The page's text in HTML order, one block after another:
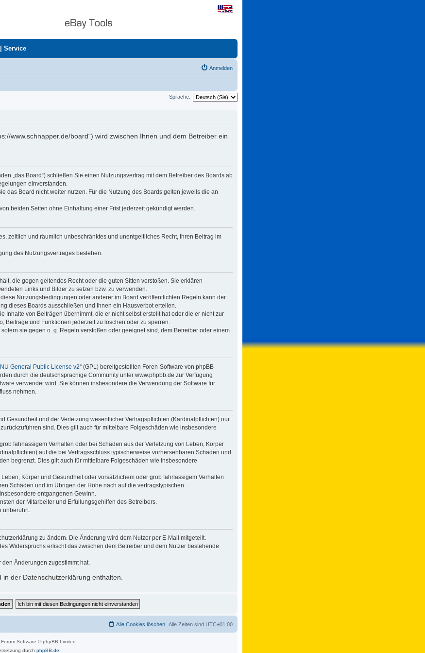
Service
Anmelden
Sprache:
www.schnapper.de/board“) wird zwischen Ihnen und dem Betreiber ein
„das Board“) schließen Sie einen Nutzungsvertrag mit dem Betreiber des Boards ab
einverstanden.
das Board nicht weiter nutzen. Für die Nutzung des Boards gelten jeweils die an
beiden Seiten ohne Einhaltung einer Frist jederzeit gekündigt werden.
zeitlich und räumlich unbeschränktes und unentgeltliches Recht, Ihren Beitrag im
des Nutzungsvertrages bestehen.
die gegen geltendes Recht oder die guten Sitten verstoßen. Sie erklären
Links und Bilder zu setzen bzw. zu verwenden.
Nutzungsbedingungen oder anderer im Board veröffentlichten Regeln kann der
dieses Boards ausschließen und Ihnen ein Hausverbot erteilen.
Inhalte von Beiträgen übernimmt, die er nicht selbst erstellt hat oder die er nicht zur
Beiträge und Funktionen jederzeit zu löschen oder zu sperren.
sie gegen o. g. Regeln verstoßen oder geeignet sind, dem Betreiber oder einem
General Public License v2“ (GPL) bereitgestellten Foren-Software von phpBB
durch die deutschsprachige Community unter www.phpbb.de zur Verfügung
verwendet wird. Sie können insbesondere die Verwendung der Software für
nehmen.
Gesundheit und der Verletzung wesentlicher Vertragspflichten (Kardinalpflichten) nur
sind. Dies gilt auch für mittelbare Folgeschäden wie insbesondere
fahrlässigem Verhalten oder bei Schäden aus der Verletzung von Leben, Körper
auf die bei Vertragsschluss typischerweise vorhersehbaren Schäden und
begrenzt. Dies gilt auch für mittelbare Folgeschäden wie insbesondere
Körper und Gesundheit oder vorsätzlichem oder grob fahrlässigem Verhalten
Schäden und im Übrigen der Höhe nach auf die vertragstypischen
entgangenen Gewinn.
der Mitarbeiter und Erfüllungsgehilfen des Betreibers.
unberührt.
zu ändern. Die Änderung wird dem Nutzer per E-Mail mitgeteilt.
Widerspruchs erlischt das zwischen dem Betreiber und dem Nutzer bestehende
Änderungen zugestimmt hat.
der Datenschutzerklärung enthalten.
Alle Zeiten sind UTC+01:00
Alle Cookies löschen
Software © phpBB Limited
durch phpBB.de